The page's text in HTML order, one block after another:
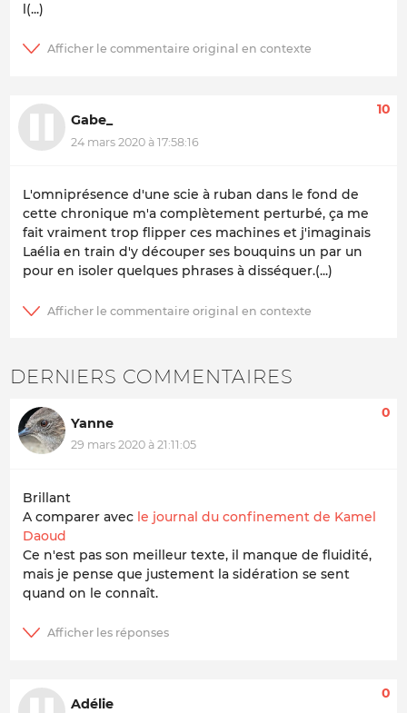
l(...)
Gabe_
24 mars 2020 à 17:58:16
10
L'omniprésence d'une scie à ruban dans le fond de
cette chronique m'a complètement perturbé, ça me
fait vraiment trop flipper ces machines et j'imaginais
Laélia en train d'y découper ses bouquins un par un
pour en isoler quelques phrases à disséquer.(...)
DERNIERS COMMENTAIRES
Yanne
29 mars 2020 à 21:11:05
0
Brillant
A comparer avec le journal du confinement de Kamel
Daoud
Ce n'est pas son meilleur texte, il manque de fluidité,
mais je pense que justement la sidération se sent
quand on le connaît.
Adélie
0